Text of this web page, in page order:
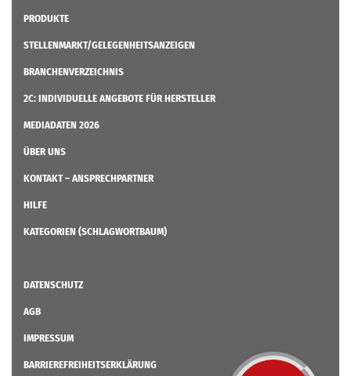
PRODUKTE
STELLENMARKT/GELEGENHEITSANZEIGEN
BRANCHENVERZEICHNIS
2C: INDIVIDUELLE ANGEBOTE FÜR HERSTELLER
MEDIADATEN 2026
ÜBER UNS
KONTAKT – ANSPRECHPARTNER
HILFE
KATEGORIEN (SCHLAGWORTBAUM)
DATENSCHUTZ
AGB
IMPRESSUM
BARRIEREFREIHEITSERKLÄRUNG